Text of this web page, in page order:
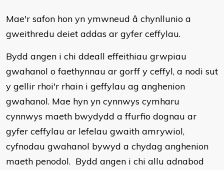
​Mae'r safon hon yn ymwneud â chynllunio a
gweithredu deiet addas ar gyfer ceffylau.
Bydd angen i chi ddeall effeithiau grwpiau
gwahanol o faethynnau ar gorff y ceffyl, a nodi sut
y gellir rhoi'r rhain i geffylau ag anghenion
gwahanol. Mae hyn yn cynnwys cymharu
cynnwys maeth bwydydd a ffurfio dognau ar
gyfer ceffylau ar lefelau gwaith amrywiol,
cyfnodau gwahanol bywyd a chydag anghenion
maeth penodol. Bydd angen i chi allu adnabod